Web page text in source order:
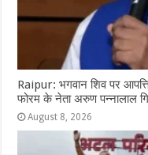
Raipur: भगवान शिव पर
फोरम के नेता अरुण पन्नालाल
August 8, 2026